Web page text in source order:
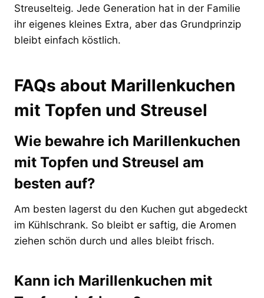
Streuselteig. Jede Generation hat in der Familie
ihr eigenes kleines Extra, aber das Grundprinzip
bleibt einfach köstlich.
FAQs about Marillenkuchen
mit Topfen und Streusel
Wie bewahre ich Marillenkuchen
mit Topfen und Streusel am
besten auf?
Am besten lagerst du den Kuchen gut abgedeckt
im Kühlschrank. So bleibt er saftig, die Aromen
ziehen schön durch und alles bleibt frisch.
Kann ich Marillenkuchen mit